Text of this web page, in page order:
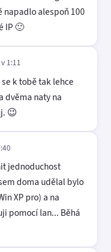
napadlo alespoň 100
IP 🙂
1:11
k tobě tak lehce
dvěma naty na
😉
jednoduchost
doma udělal bylo
XP pro) a na
pomocí lan... Běhá